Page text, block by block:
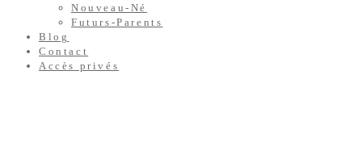
Nouveau-Né
Futurs-Parents
Blog
Contact
Accès privés